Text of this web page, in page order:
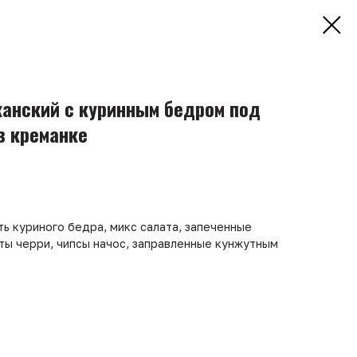
с куринным бедром под
креманке
куриного бедра, микс салата, запеченные
черри, чипсы начос, заправленные кунжутным